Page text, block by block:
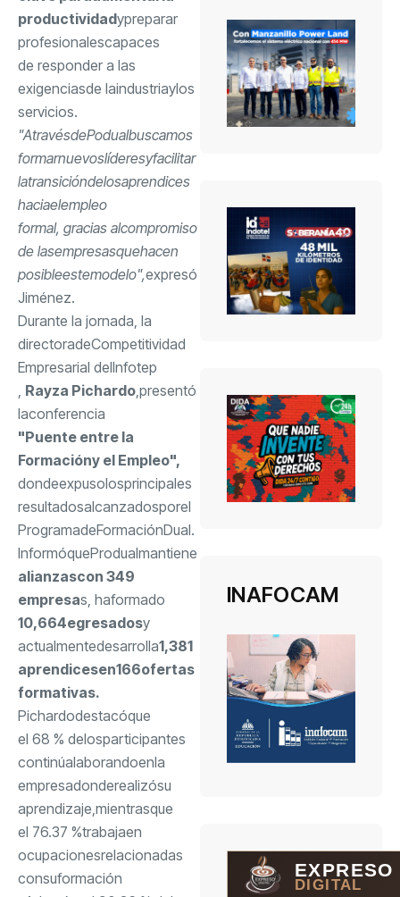
productividadypreparar
profesionalescapaces
de responder a las
exigenciasde laindustriaylos
servicios.
"AtravésdePodualbuscamos
formarnuevoslíderesyfacilitar
latransicióndelosaprendices
haciaelempleo
formal, gracias alcompromiso
de lasempresasquehacen
posibleestemodelo",expresó
Jiménez.
Durante la jornada, la
directoradeCompetitividad
Empresarial delInfotep
, Rayza Pichardo,presentó
laconferencia
"Puente entre la
Formacióny el Empleo",
dondeexpusolosprincipales
resultadosalcanzadosporel
ProgramadeFormaciónDual.
InformóqueProdualmantiene
alianzascon 349
empresas, haformado
10,664egresadosy
actualmentedesarrolla1,381
aprendicesen166ofertas
formativas.
Pichardodestacóque
el 68 % delosparticipantes
continúalaborandoenla
empresadonderealizósu
aprendizaje,mientrasque
el 76.37 %trabajaen
ocupacionesrelacionadas
consuformación
INAFOCAM
EXPRESO
DIGITAL